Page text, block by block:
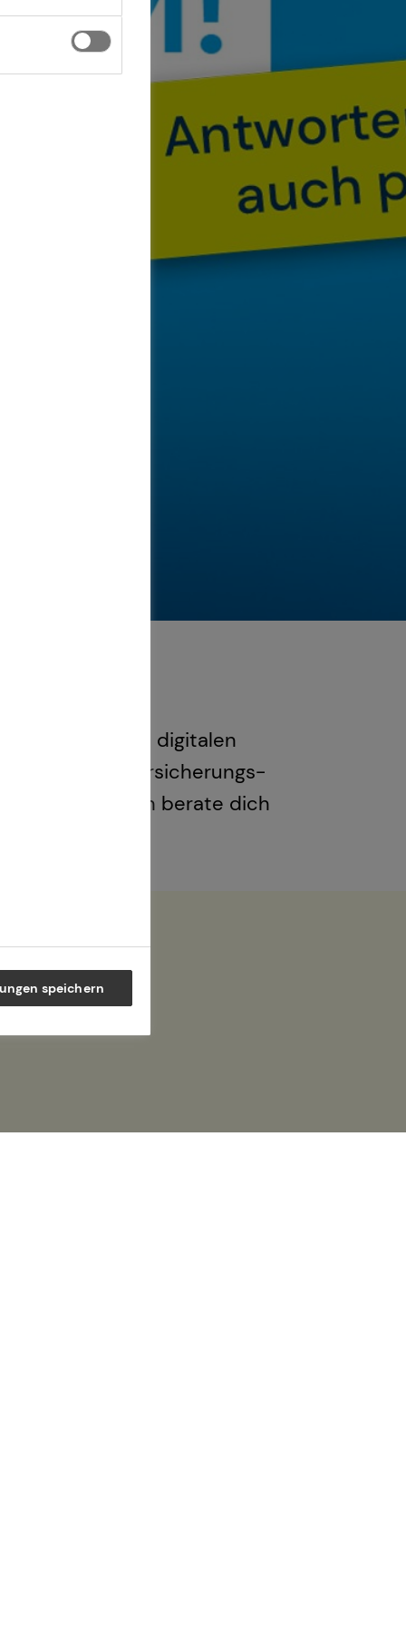
im digitalen
lass deine Versicherungs-
bekommen! Ich berate dich
speichern